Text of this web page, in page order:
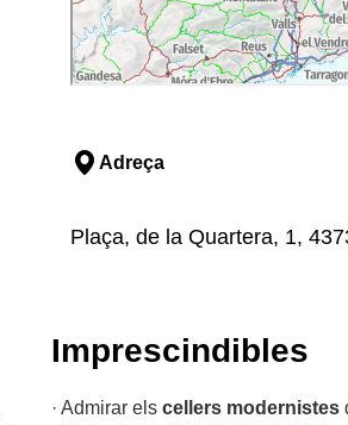
Adreça
Plaça, de la Quartera, 1,
Imprescindibles
· Admirar els cellers modernistes